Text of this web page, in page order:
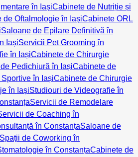
în IașiCabinete de Nutriție și
de Oftalmologie în IașiCabinete ORL
Saloane de Epilare Definitivă în
IașiServicii Pet Grooming în
în IașiCabinete de Chirurgie
Pedichiură în IașiCabinete de
în IașiCabinete de Chirurgie
în IașiStudiouri de Videografie în
Servicii de Remodelare
de Coaching în
în ConstanțaSaloane de
Spații de Coworking în
în ConstanțaCabinete de